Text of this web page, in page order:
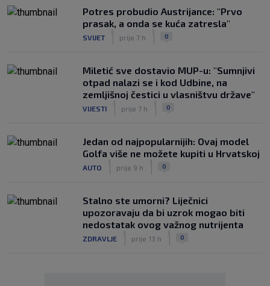
Potres probudio Austrijance: "Prvo
prasak, a onda se kuća zatresla"
SVIJET prije 7 h 0
Miletić sve dostavio MUP-u: "Sumnjivi
otpad nalazi se i kod Udbine, na
zemljišnoj čestici u vlasništvu države"
VIJESTI prije 7 h 0
Jedan od najpopularnijih: Ovaj model
Golfa više ne možete kupiti u Hrvatskoj
AUTO prije 9 h 0
Stalno ste umorni? Liječnici
upozoravaju da bi uzrok mogao biti
nedostatak ovog važnog nutrijenta
ZDRAVLJE prije 13 h 0